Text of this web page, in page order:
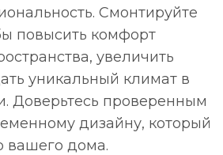
Смонтируйте
повысить комфорт
увеличить
уникальный климат в
Доверьтесь проверенным
дизайну, который
вашего дома.